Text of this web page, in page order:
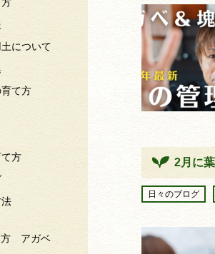
2月に
日々のブログ
について
て方
方
方 アガベ